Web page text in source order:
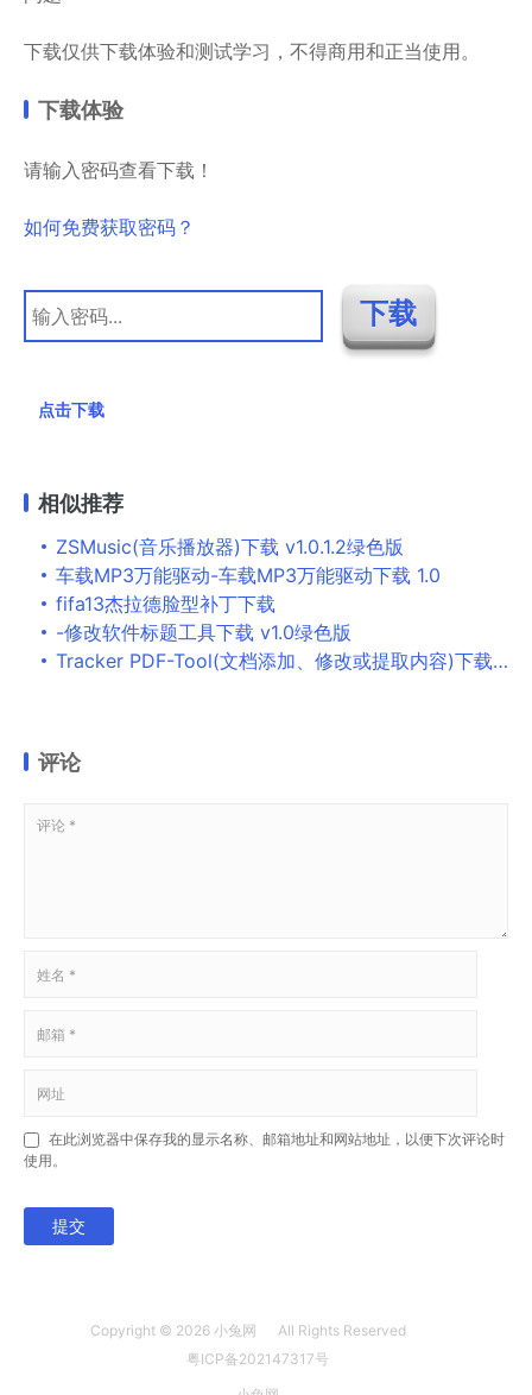
下载仅供下载体验和测试学习，不得商用和正当使用。
下载体验
请输入密码查看下载！
如何免费获取密码？
点击下载
相似推荐
ZSMusic(音乐播放器)下载 v1.0.1.2绿色版
车载MP3万能驱动-车载MP3万能驱动下载 1.0
fifa13杰拉德脸型补丁下载
-修改软件标题工具下载 v1.0绿色版
Tracker PDF-Tool(文档添加、修改或提取内容)下载 4.0 多语言绿色版-Tracker PDF-Tool
评论
在此浏览器中保存我的显示名称、邮箱地址和网站地址，以便下次评论时
使用。
提交
Copyright © 2026 小兔网
All Rights Reserved
粤ICP备202147317号